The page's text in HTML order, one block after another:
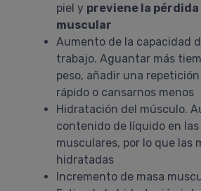
piel y previene la pérdida
muscular
Aumento de la capacidad
trabajo. Aguantar más
peso, añadir una
rápido o cansarnos menos
Hidratación del músculo.
contenido de líquido en
musculares, por lo que las
hidratadas
Incremento de masa